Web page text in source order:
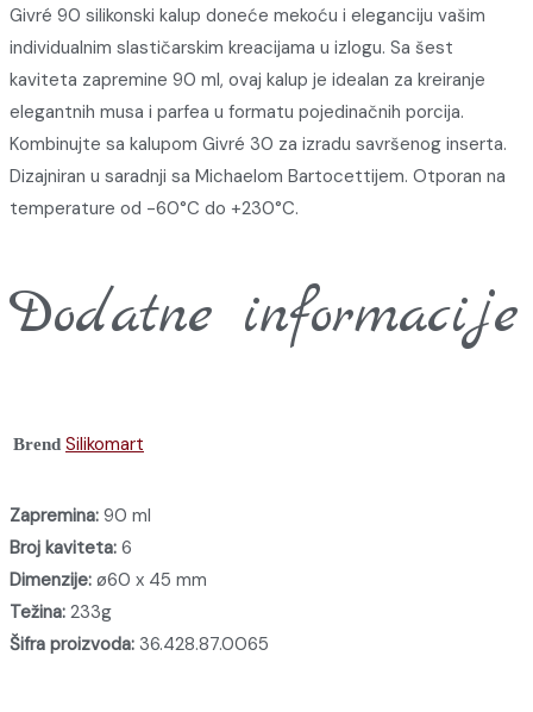
Givré 90 silikonski kalup doneće mekoću i eleganciju vašim
individualnim slastičarskim kreacijama u izlogu. Sa šest
kaviteta zapremine 90 ml, ovaj kalup je idealan za kreiranje
elegantnih musa i parfea u formatu pojedinačnih porcija.
Kombinujte sa kalupom Givré 30 za izradu savršenog inserta.
Dizajniran u saradnji sa Michaelom Bartocettijem. Otporan na
temperature od -60°C do +230°C.
Dodatne informacije
Brend Silikomart
Zapremina: 90 ml
Broj kaviteta: 6
Dimenzije: ø60 x 45 mm
Težina: 233g
Šifra proizvoda: 36.428.87.0065